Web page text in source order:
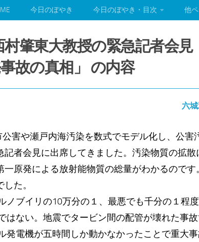
今日のぼやき 今日のぼやき・目次 他
村肇東大教授の緊急記者会
故の真相」 の内容
六
害や瀬戸内海汚染を数式でモデル化し、公害
記者会見に出席してきました。汚染物質の拡
一原発による放射能物質の総量がわかるので
た。
ノブイリの10万分の１、最悪でも千分の１程
はない。地震でタービン間の配管が壊れた事
発電機が五時間しか動かなかったことで重大